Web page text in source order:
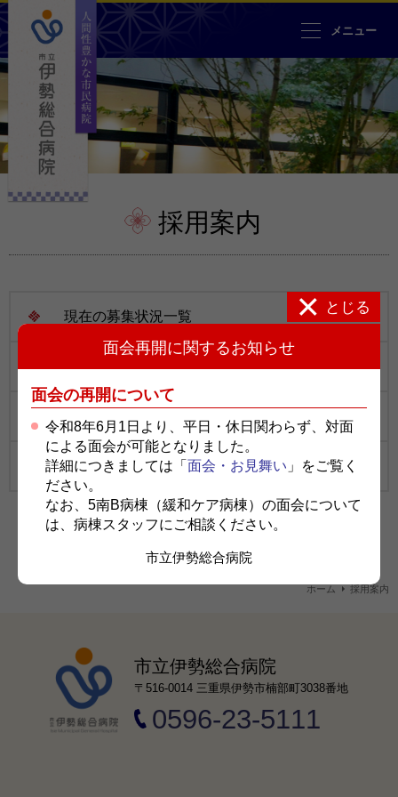
面会再開に関するお知らせ
とじる
面会の再開について
令和8年6月1日より、平日・休日関わらず、対面
による面会が可能となりました。
詳細につきましては「 面会・お見舞い 」をご覧く
ださい。
なお、5南B病棟（緩和ケア病棟）の面会について
は、病棟スタッフにご相談ください。
市立伊勢総合病院
人間性豊かな市民病院 市立伊勢
メニュー
採用案内
現在の募集状況一覧
病院見学のお申し込み
奨学金制度のご案内
さくらんぼ保育所
ホーム 採用案内
市立伊勢総合病院
〒516-0014 三重県伊勢市楠部町3038番地
0596-23-5111